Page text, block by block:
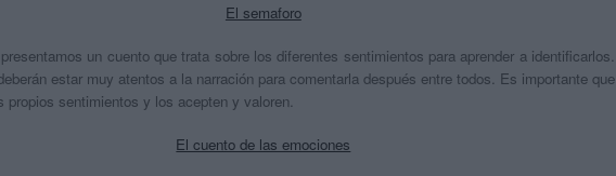
El semaforo
un cuento que trata sobre los diferentes sentimientos para aprender a identificarlos.
estar muy atentos a la narración para comentarla después entre todos. Es importante que
propios sentimientos y los acepten y valoren.
El cuento de las emociones